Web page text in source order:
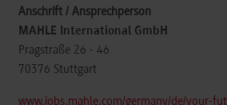
MAHLE International GmbH
Pragstraße 26 - 46
70376 Stuttgart
www.jobs.mahle.com/germany/de/your-